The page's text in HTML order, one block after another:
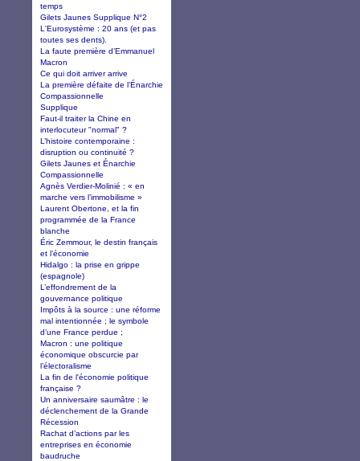
temps
Gilets Jaunes Supplique N°2
L'Eurosystème : 20 ans (et pas
toutes ses dents).
La faute première d’Emmanuel
Macron
Ce qui doit arriver arrive
La première défaite de l’Énarchie
Compassionnelle
Supplique
Faut-il traiter la Chine en
interlocuteur "normal" ?
L’histoire contemporaine :
disruption ou continuité ?
Gilets Jaunes et Énarchie
Compassionnelle
Agnès Verdier-Molinié : « en
marche vers l’immobilisme »
Laurent Obertone, et la fin
programmée de la France
blanche
Éric Zemmour, le destin français
et l’économie
Hidalgo : la prise en grippe
(espagnole)
L’effondrement de la
gouvernance politique
Impôts à la source : une réforme
mal intentionnée ; le symbole
d’une France perdue ;
Macron : une politique
économique obscurcie par
l’électoralisme
La fin de l'économie politique
française ?
Un anniversaire saumâtre : le
déclenchement de la Grande
Récession
Rachat d’actions par les
entreprises en économie
baudruche